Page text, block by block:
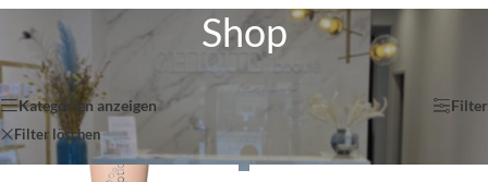
Shop
Start/Shop Seite 2 Ergebnisse 13 – 19 von 19 werden angezeigt
Kategorien anzeigen Filter
Filter löschen Hyperpigmentierte Haut